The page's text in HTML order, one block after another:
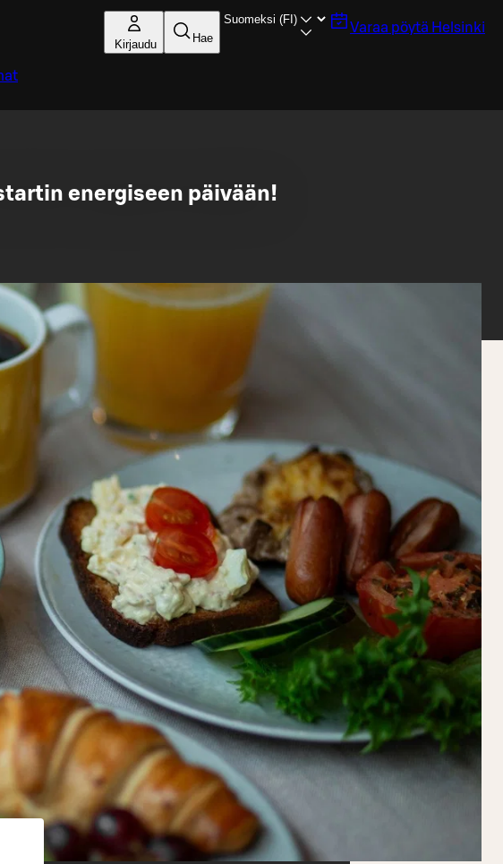
Kirjaudu Hae
Varaa pöytä Helsinki
energiseen päivään!